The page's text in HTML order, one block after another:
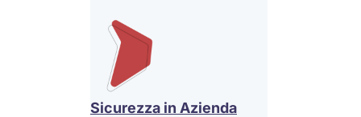
Sicurezza in Azienda